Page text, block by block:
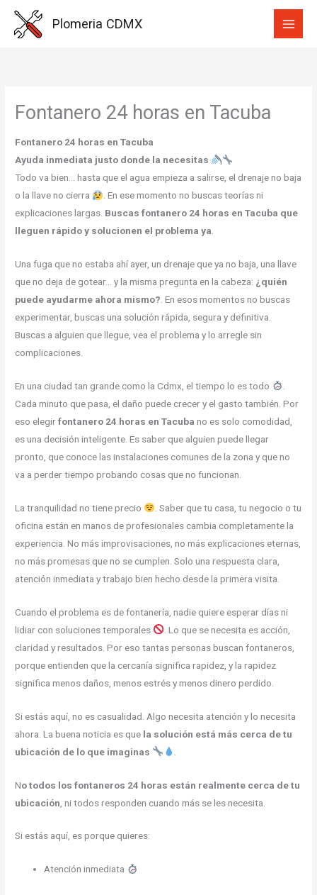
Plomeria CDMX
Fontanero 24 horas en Tacuba
Fontanero 24 horas en Tacuba
Ayuda inmediata justo donde la necesitas
Todo va bien… hasta que el agua empieza a salirse, el drenaje no baja
o la llave no cierra
. En ese momento no buscas teorías ni
explicaciones largas. Buscas fontanero 24 horas en Tacuba que
lleguen rápido y solucionen el problema ya.
Una fuga que no estaba ahí ayer, un drenaje que ya no baja, una llave
que no deja de gotear… y la misma pregunta en la cabeza: ¿quién
puede ayudarme ahora mismo? . En esos momentos no buscas
experimentar, buscas una solución rápida, segura y definitiva.
Buscas a alguien que llegue, vea el problema y lo arregle sin
complicaciones.
En una ciudad tan grande como la Cdmx, el tiempo lo es todo
Cada minuto que pasa, el daño puede crecer y el gasto también. Por
eso elegirfontanero 24 horas en Tacuba no es solo comodidad,
es una decisión inteligente. Es saber que alguien puede llegar
pronto, que conoce las instalaciones comunes de la zona y que no
va a perder tiempo probando cosas que no funcionan.
La tranquilidad no tiene precio
. Saber que tu casa, tu negocio o tu
oficina están en manos de profesionales cambia completamente la
experiencia. No más improvisaciones, no más explicaciones eternas,
no más promesas que no se cumplen. Solo una respuesta clara,
atención inmediata y trabajo bien hecho desde la primera visita.
Cuando el problema es de fontanería, nadie quiere esperar días ni
lidiar con soluciones temporales
. Lo que se necesita es acción,
claridad y resultados. Por eso tantas personas buscan fontaneros,
porque entienden que la cercanía significa rapidez, y la rapidez
significa menos daños, menos estrés y menos dinero perdido.
Si estás aquí, no es casualidad. Algo necesita atención y lo necesita
ahora. La buena noticia es que la solución está más cerca de tu
ubicación de lo que imaginas
No todos los fontaneros 24 horas están realmente cerca de tu
ubicación , ni todos responden cuando más se les necesita.
Si estás aquí, es porque quieres:
Atención inmediata